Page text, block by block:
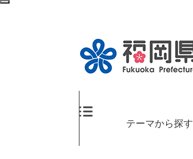
ペ
テーマから探す